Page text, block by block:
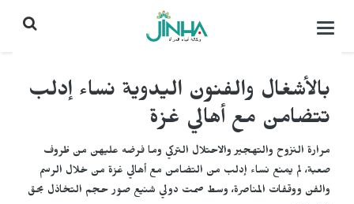
التحكم
بالأشغال والفنون اليدوية نساء إدلب
تتضامن مع أهالي غزة
مرارة النزوح والتهجير والاحتلال التركي وما فرضه عليهن من ظروف
صعبة، لم يمنع نساء إدلب من التضامن مع أهالي غزة من خلال الرسم
والفن ووقفات المناصرة، وسط صمت دولي شنيع صور حجم التخاذل بحق